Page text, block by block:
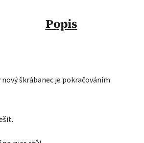
Popis
škrábanec je pokračováním